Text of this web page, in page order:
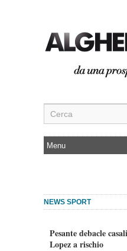
NEWS SPORT
Pesante debacle
Lopez a rischio